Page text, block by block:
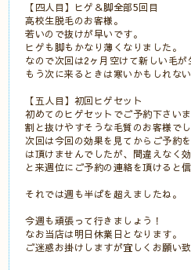
【四人目】ヒゲ＆脚全部5回目
高校生脱毛のお客様。
若いので抜けが早いです。
ヒゲも脚もかなり薄くなりました。
なので次回は2ヶ月空けて新しい毛が
もう次に来るときは寒いかもしれない
【五人目】初回ヒゲセット
初めてのヒゲセットでご予約下さいま
割と抜けやすそうな毛質のお客様でし
次回は今回の効果を見てからご予約
は頂けませんでしたが、間違えなく
と来週位にご予約の連絡を頂けると
それでは週も半ばを超えましたね。
今週も頑張って行きましょう！
なお当店は明日休業日となります。
ご迷惑お掛けしますが宜しくお願い致